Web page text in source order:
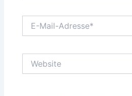
Mail-